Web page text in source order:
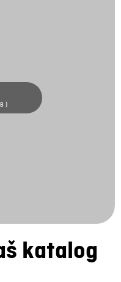
katalog